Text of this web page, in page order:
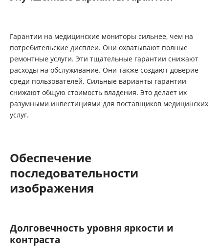
Гарантии на медицинские мониторы сильнее, чем на
потребительские дисплеи. Они охватывают полные
ремонтные услуги. Эти тщательные гарантии снижают
расходы на обслуживание. Они также создают доверие
среди пользователей. Сильные варианты гарантии
снижают общую стоимость владения. Это делает их
разумными инвестициями для поставщиков медицинских
услуг.
Обеспечение
последовательности
изображения
Долговечность уровня яркости и
контраста